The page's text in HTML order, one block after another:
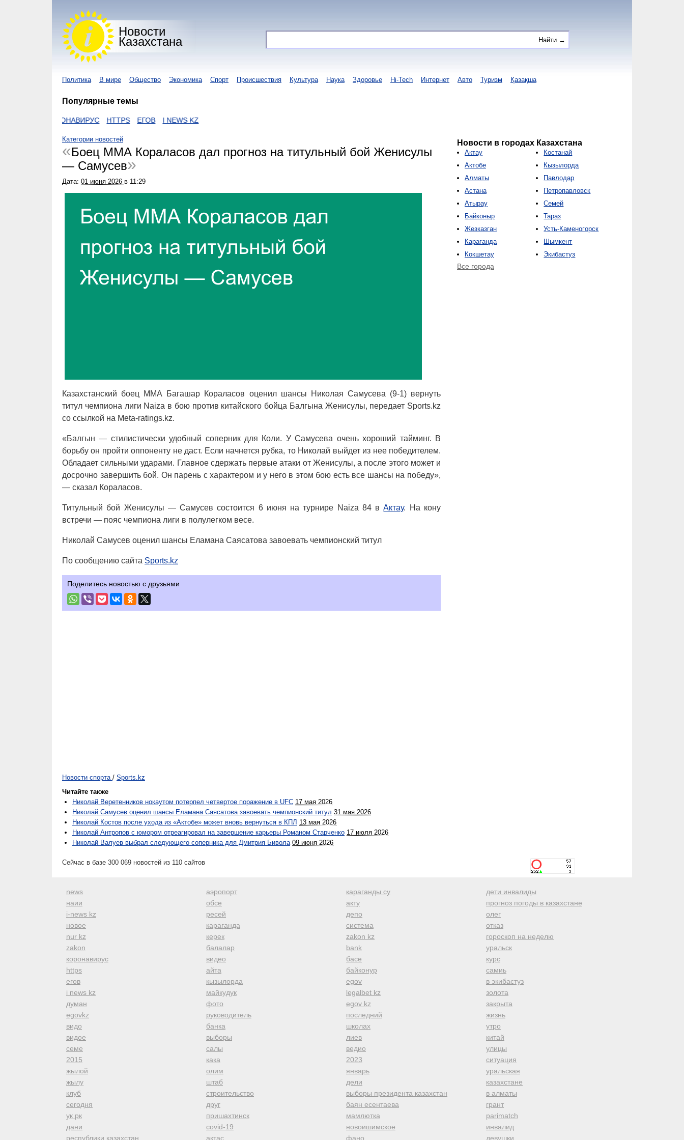
Новости
Казахстана
Политика В мире Общество Экономика Спорт Происшествия Культура Наука Здоровье Hi-Tech Интернет Авто Туризм Қазақша
Популярные темы
КОРОНАВИРУС HTTPS ЕГОВ I NEWS KZ
Категории новостей
Боец ММА Кораласов дал прогноз на титульный бой Женисулы
— Самусев
Дата: 01 июня 2026 в 11:29
Казахстанский боец ММА Багашар Кораласов оценил шансы Николая Самусева (9-1) вернуть
титул чемпиона лиги Naiza в бою против китайского бойца Балгына Женисулы, передает Sports.kz
со ссылкой на Meta-ratings.kz.
«Балгын — стилистически удобный соперник для Коли. У Самусева очень хороший тайминг. В
борьбу он пройти оппоненту не даст. Если начнется рубка, то Николай выйдет из нее победителем.
Обладает сильными ударами. Главное сдержать первые атаки от Женисулы, а после этого может и
досрочно завершить бой. Он парень с характером и у него в этом бою есть все шансы на победу»,
— сказал Кораласов.
Титульный бой Женисулы — Самусев состоится 6 июня на турнире Naiza 84 вАктау. На кону
встречи — пояс чемпиона лиги в полулегком весе.
Николай Самусев оценил шансы Еламана Саясатова завоевать чемпионский титул
По сообщению сайта Sports.kz
Поделитесь новостью с друзьями
Новости спорта / Sports.kz
Читайте также
Николай Веретенников нокаутом потерпел четвертое поражение в UFC 17 мая 2026
Николай Самусев оценил шансы Еламана Саясатова завоевать чемпионский титул 31 мая 2026
Николай Костов после ухода из «Актобе» может вновь вернуться в КПЛ 13 мая 2026
Николай Антропов с юмором отреагировал на завершение карьеры Романом Старченко 17 июля 2026
Николай Валуев выбрал следующего соперника для Дмитрия Бивола 09 июня 2026
Новости в городах Казахстана
Актау
Актобе
Алматы
Астана
Атырау
Байконыр
Жезказган
Караганда
Кокшетау
Костанай
Кызылорда
Павлодар
Петропавловск
Семей
Тараз
Усть-Каменогорск
Шымкент
Экибастуз
Все города
Сейчас в базе 300 069 новостей из 110 сайтов
news
наии
i-news kz
новое
nur kz
zakon
коронавирус
https
егов
i news kz
думан
egovkz
видо
видое
семе
2015
жылой
жылу
клуб
сегодня
ук рк
дани
республики казахстан
аэропорт
обсе
ресей
караганда
керек
балалар
видео
айта
кызылорда
майкудук
фото
руководитель
банка
выборы
салы
кака
олим
штаб
строительство
друг
пришахтинск
covid-19
актас
караганды су
акту
депо
система
zakon kz
bank
басе
байконур
egov
legalbet kz
egov kz
последний
школах
лиев
ведио
2023
январь
дели
выборы президента казахстан
баян есентаева
мамлютка
новоишимское
фано
дети инвалиды
прогноз погоды в казахстане
олег
отказ
гороскоп на неделю
уральск
курс
самиь
в экибастуз
золота
закрыта
жизнь
утро
китай
улицы
ситуация
уральская
казахстане
в алматы
грант
parimatch
инвалид
девушки